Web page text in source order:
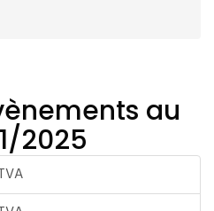
au
2025